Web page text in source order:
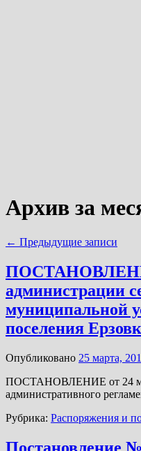
Архив за
← Предыдущие записи
ПОСТАНОВЛЕНИЕ
администрации
муниципальной
поселения
Опубликовано 25 марта,
ПОСТАНОВЛЕНИЕ от 24
административного
Рубрика: Распоряжения и
Постановление №